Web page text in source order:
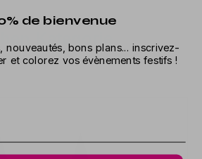
de bienvenue
nouveautés, bons plans... inscrivez-
et colorez vos évènements festifs !